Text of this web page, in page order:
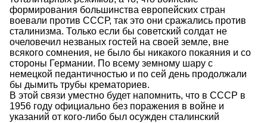
формирования большинства европейских стран
воевали против СССР, так это они сражались против
сталинизма. Только если бы советский солдат не
очеловечил незваных гостей на своей земле, вне
всякого сомнения, не было бы никакого покаяния и со
стороны Германии. По всему земному шару с
немецкой педантичностью и по сей день продолжали
бы дымить трубы крематориев.
В этой связи уместно будет напомнить, что в СССР в
1956 году официально без поражения в войне и
указаний от кого-либо был осужден сталинский